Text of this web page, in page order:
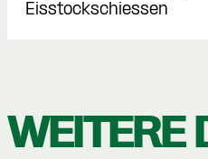
Eisstockschiessen
WEITERE